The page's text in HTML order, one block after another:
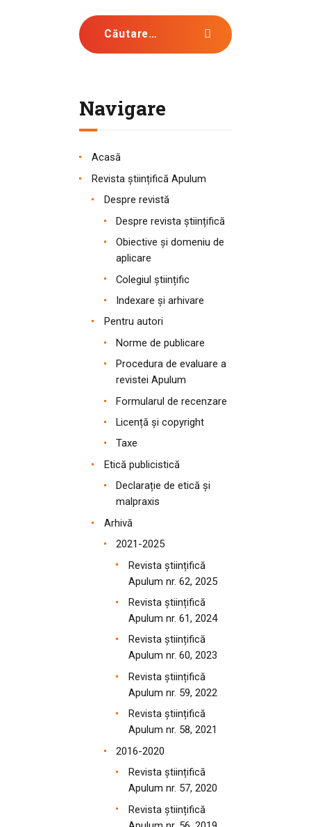
Caută după:
Navigare
Acasă
Revista științifică Apulum
Despre revistă
Despre revista științifică
Obiective și domeniu de
aplicare
Colegiul științific
Indexare și arhivare
Pentru autori
Norme de publicare
Procedura de evaluare a
revistei Apulum
Formularul de recenzare
Licență și copyright
Taxe
Etică publicistică
Declarație de etică și
malpraxis
Arhivă
2021-2025
Revista științifică
Apulum nr. 62, 2025
Revista științifică
Apulum nr. 61, 2024
Revista științifică
Apulum nr. 60, 2023
Revista științifică
Apulum nr. 59, 2022
Revista științifică
Apulum nr. 58, 2021
2016-2020
Revista științifică
Apulum nr. 57, 2020
Revista științifică